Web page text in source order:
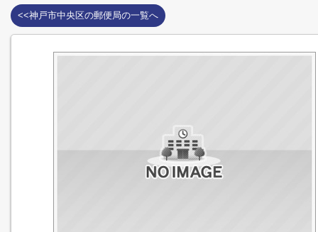
<<神戸市中央区の郵便局の一覧へ